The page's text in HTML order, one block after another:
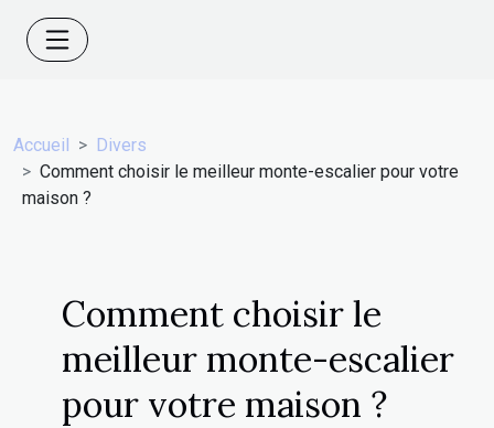
Accueil
Divers
Comment choisir le meilleur monte-escalier pour votre
maison ?
Comment choisir le
meilleur monte-escalier
pour votre maison ?